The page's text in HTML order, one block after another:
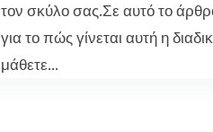
τον σκύλο σας.Σε αυτό το
για το πώς γίνεται αυτή η
μάθετε...